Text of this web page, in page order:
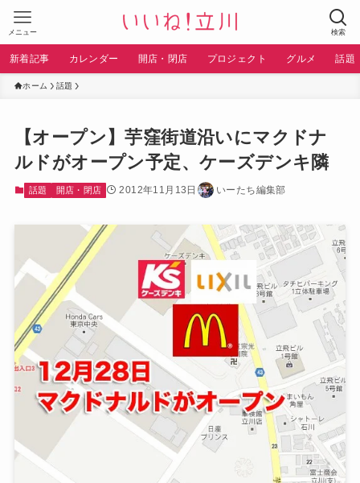
検索
メニュー
新着記事 カレンダー 開店・閉店 プロジェクト グルメ 話題
ホーム 話題
【オープン】芋窪街道沿いにマクドナ
ルドがオープン予定、ケーズデンキ隣
話題 開店・閉店 2012年11月13日 いーたち編集部